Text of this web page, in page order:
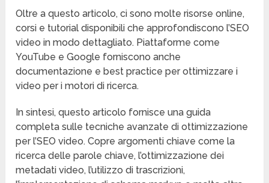
Oltre a questo articolo, ci sono molte risorse online,
corsi e tutorial disponibili che approfondiscono l’SEO
video in modo dettagliato. Piattaforme come
YouTube e Google forniscono anche
documentazione e best practice per ottimizzare i
video per i motori di ricerca.
In sintesi, questo articolo fornisce una guida
completa sulle tecniche avanzate di ottimizzazione
per l’SEO video. Copre argomenti chiave come la
ricerca delle parole chiave, l’ottimizzazione dei
metadati video, l’utilizzo di trascrizioni,